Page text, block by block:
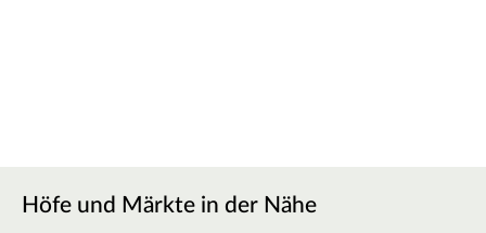
Höfe und Märkte in der Nähe